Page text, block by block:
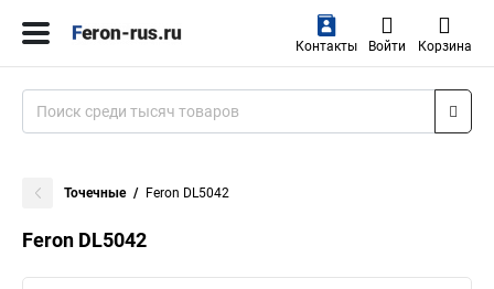
Контакты Войти Корзина
Точечные Feron DL5042
Feron DL5042